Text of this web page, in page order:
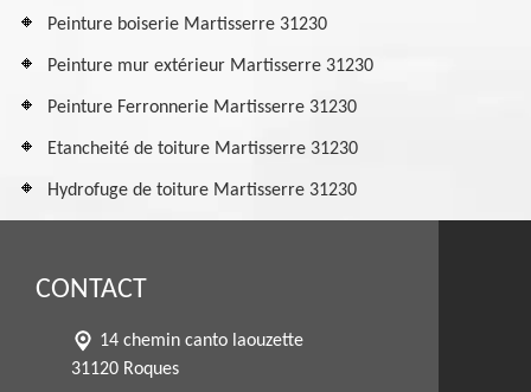
Peinture boiserie Martisserre 31230
Peinture mur extérieur Martisserre 31230
Peinture Ferronnerie Martisserre 31230
Etancheité de toiture Martisserre 31230
Hydrofuge de toiture Martisserre 31230
CONTACT
14 chemin canto laouzette
31120 Roques